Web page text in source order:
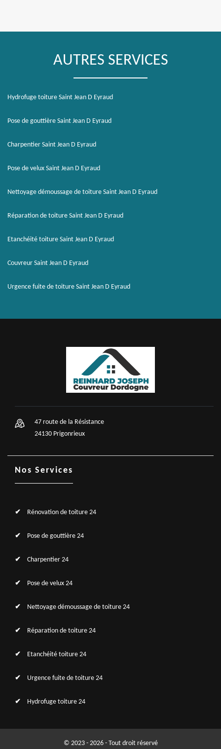
AUTRES SERVICES
Hydrofuge toiture Saint Jean D Eyraud
Pose de gouttière Saint Jean D Eyraud
Charpentier Saint Jean D Eyraud
Pose de velux Saint Jean D Eyraud
Nettoyage démoussage de toiture Saint Jean D Eyraud
Réparation de toiture Saint Jean D Eyraud
Etanchéité toiture Saint Jean D Eyraud
Couvreur Saint Jean D Eyraud
Urgence fuite de toiture Saint Jean D Eyraud
47 route de la Résistance
24130 Prigonrieux
Nos Services
Rénovation de toiture 24
Pose de gouttière 24
Charpentier 24
Pose de velux 24
Nettoyage démoussage de toiture 24
Réparation de toiture 24
Etanchéité toiture 24
Urgence fuite de toiture 24
Hydrofuge toiture 24
© 2023 - 2026 - Tout droit réservé